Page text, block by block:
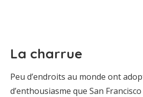
La charrue
Peu d’endroits au monde ont
d’enthousiasme que San